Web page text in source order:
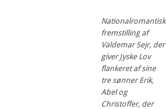
Nationalromantisk
fremstilling af
Valdemar Sejr, der
giver Jyske Lov
flankeret af sine
tre sønner Erik,
Abel og
Christoffer, der